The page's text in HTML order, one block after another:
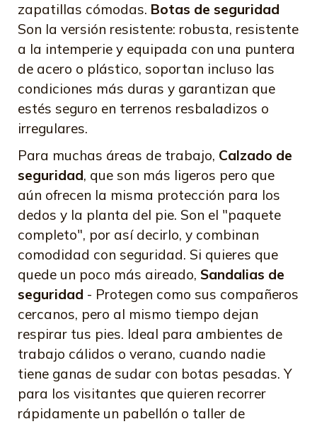
zapatillas cómodas. Botas de seguridad
Son la versión resistente: robusta, resistente
a la intemperie y equipada con una puntera
de acero o plástico, soportan incluso las
condiciones más duras y garantizan que
estés seguro en terrenos resbaladizos o
irregulares.
Para muchas áreas de trabajo, Calzado de
seguridad, que son más ligeros pero que
aún ofrecen la misma protección para los
dedos y la planta del pie. Son el "paquete
completo", por así decirlo, y combinan
comodidad con seguridad. Si quieres que
quede un poco más aireado, Sandalias de
seguridad - Protegen como sus compañeros
cercanos, pero al mismo tiempo dejan
respirar tus pies. Ideal para ambientes de
trabajo cálidos o verano, cuando nadie
tiene ganas de sudar con botas pesadas. Y
para los visitantes que quieren recorrer
rápidamente un pabellón o taller de